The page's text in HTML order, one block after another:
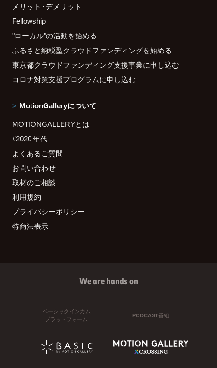
メリット・デメリット
Fellowship
"ローカル"の活動を始める
ふるさと納税型クラウドファンディングを始める
東京都クラウドファンディング支援事業に申し込む
コロナ対策支援プログラムに申し込む
MotionGalleryについて
MOTIONGALLERYとは
#2020 年代
よくあるご質問
お問い合わせ
取材のご相談
利用規約
プライバシーポリシー
特商法表示
We are hands on
ベーシックインカム
プラットフォーム
PODCAST番組